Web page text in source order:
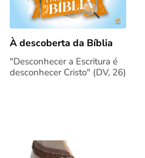
À descoberta da Bíblia
"Desconhecer a Escritura é
desconhecer Cristo" (DV, 26)